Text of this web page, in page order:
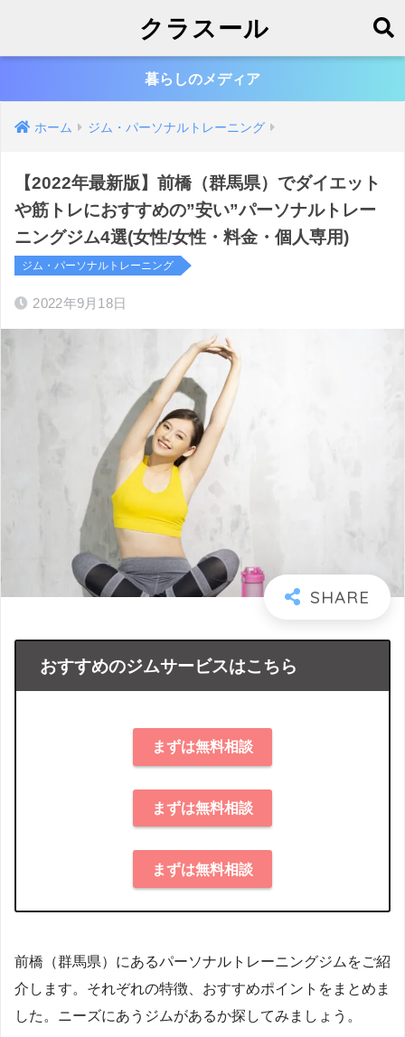
クラスール
暮らしのメディア
ホーム ジム・パーソナルトレーニング
【2022年最新版】前橋（群馬県）でダイエット
や筋トレにおすすめの”安い”パーソナルトレー
ニングジム4選(女性/女性・料金・個人専用)
ジム・パーソナルトレーニング
2022年9月18日
おすすめのジムサービスはこちら
まずは無料相談
まずは無料相談
まずは無料相談
前橋（群馬県）にあるパーソナルトレーニングジムをご紹
介します。それぞれの特徴、おすすめポイントをまとめま
した。ニーズにあうジムがあるか探してみましょう。